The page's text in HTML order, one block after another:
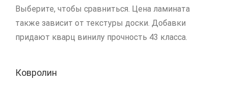
Выберите, чтобы сравниться. Цена ламината
также зависит от текстуры доски. Добавки
придают кварц винилу прочность 43 класса.
Ковролин